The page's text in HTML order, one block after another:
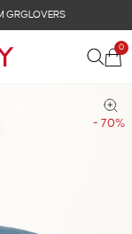
0
- 70%